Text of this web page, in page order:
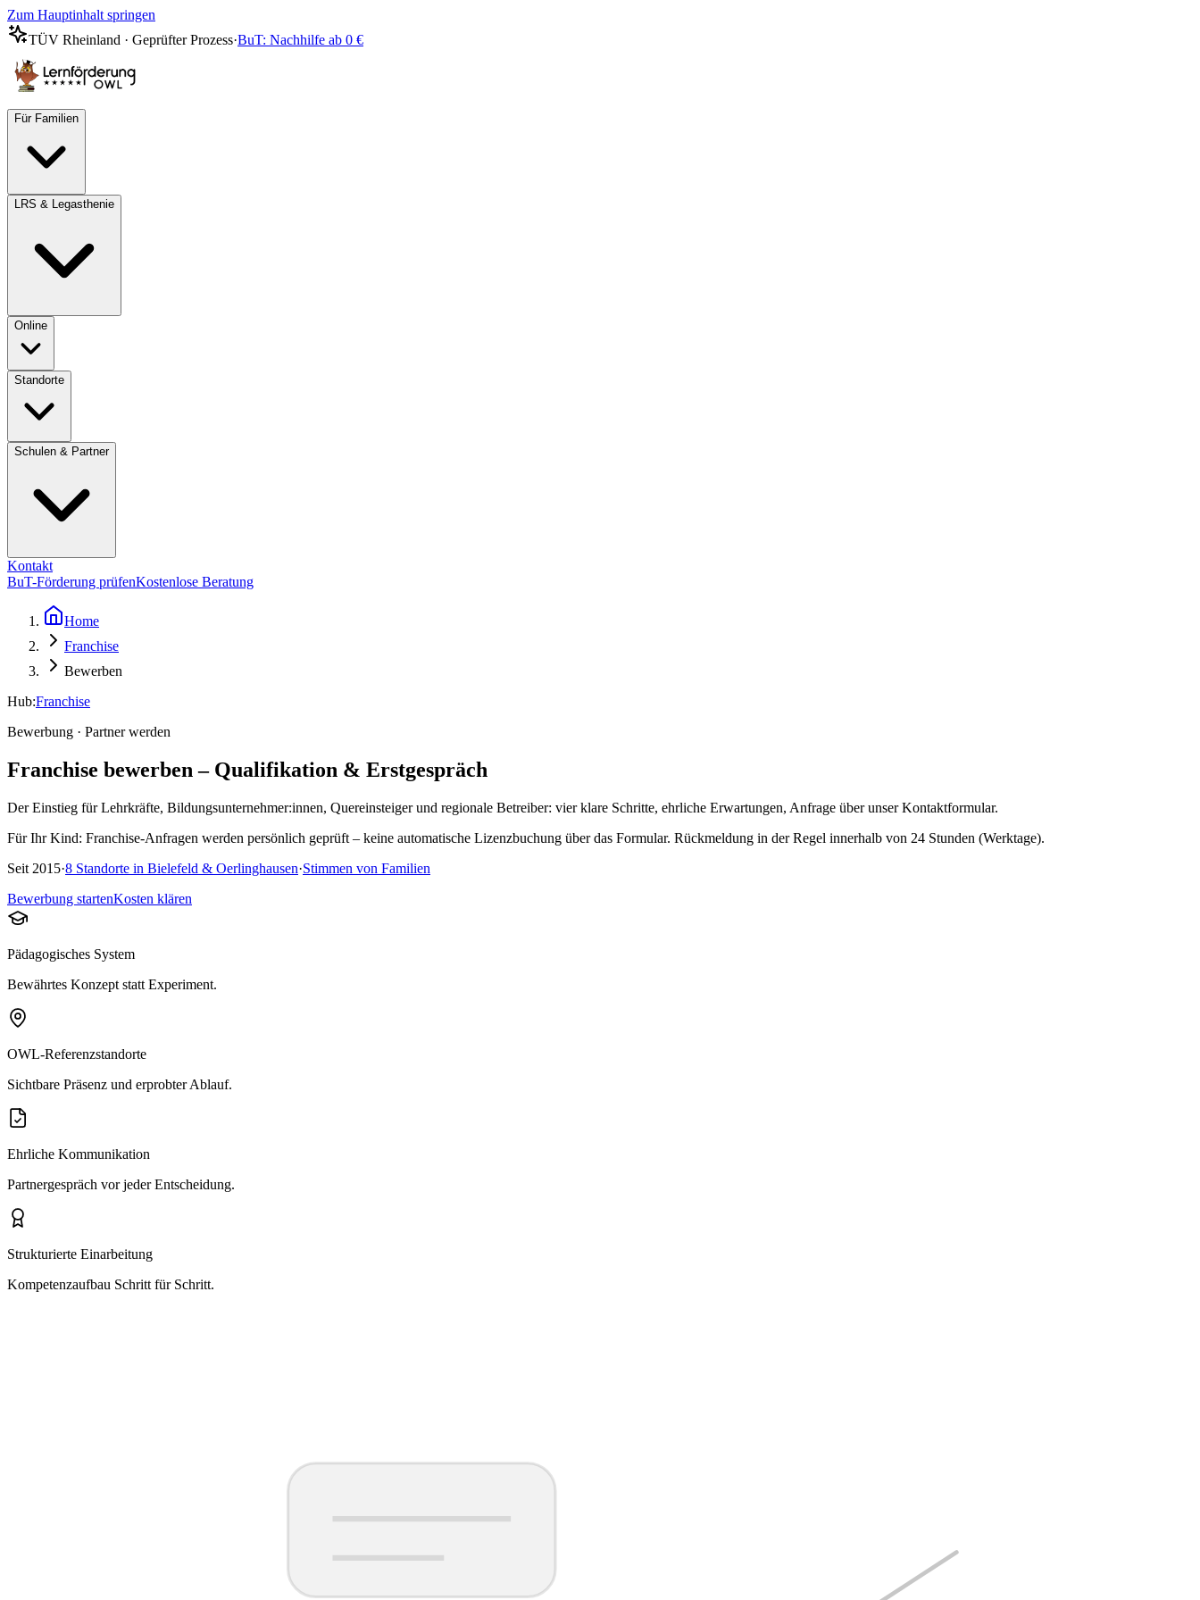
Zum Hauptinhalt springen
TÜV Rheinland · Geprüfter Prozess·BuT: Nachhilfe ab 0 €
Für Familien
LRS & Legasthenie
Online
Standorte
Schulen & Partner
Kontakt
BuT-Förderung prüfenKostenlose Beratung
Home
Franchise
Bewerben
Hub:Franchise
Bewerbung · Partner werden
Franchise bewerben – Qualifikation & Erstgespräch
Der Einstieg für Lehrkräfte, Bildungsunternehmer:innen, Quereinsteiger und regionale Betreiber: vier klare Schritte, ehrliche Erwartungen, Anfrage über unser Kontaktformular.
Für Ihr Kind: Franchise-Anfragen werden persönlich geprüft – keine automatische Lizenzbuchung über das Formular. Rückmeldung in der Regel innerhalb von 24 Stunden (Werktage).
Seit 2015·8 Standorte in Bielefeld & Oerlinghausen·Stimmen von Familien
Bewerbung startenKosten klären
Pädagogisches System
Bewährtes Konzept statt Experiment.
OWL-Referenzstandorte
Sichtbare Präsenz und erprobter Ablauf.
Ehrliche Kommunikation
Partnergespräch vor jeder Entscheidung.
Strukturierte Einarbeitung
Kompetenzaufbau Schritt für Schritt.